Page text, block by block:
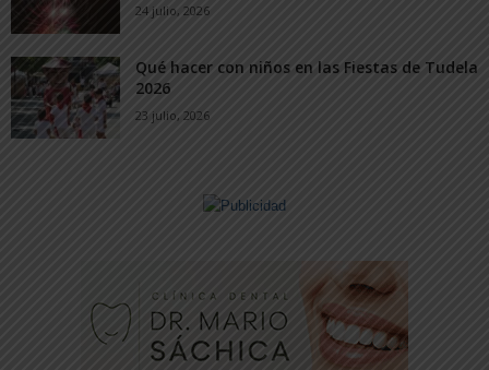
24 julio, 2026
Qué hacer con niños en las Fiestas de Tudela
2026
23 julio, 2026